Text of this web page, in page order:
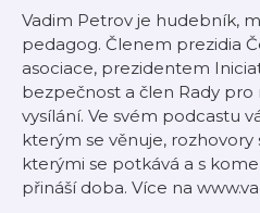
Vadim Petrov je hudebník,
pedagog. Členem prezidia
asociace, prezidentem
bezpečnost a člen Rady pro
vysílání. Ve svém podcastu
kterým se věnuje, rozhovory
kterými se potkává a s
přináší doba. Více na